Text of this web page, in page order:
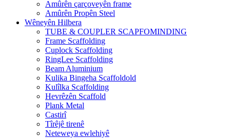
Amûrên çarçoveyên frame
Amûrên Propên Steel
Wêneyên Hilbera
TUBE & COUPLER SCAPFOMINDING
Frame Scaffolding
Cuplock Scaffolding
RingLee Scaffolding
Beam Aluminium
Kulika Bingeha Scaffoldold
Kulîlka Scaffolding
Hevrêzên Scaffold
Plank Metal
Castirî
Tîrêjê tirenê
Neteweya ewlehiyê